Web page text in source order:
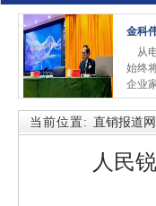
金科
从
始终
企业
当前位置: 直销报道网
人民